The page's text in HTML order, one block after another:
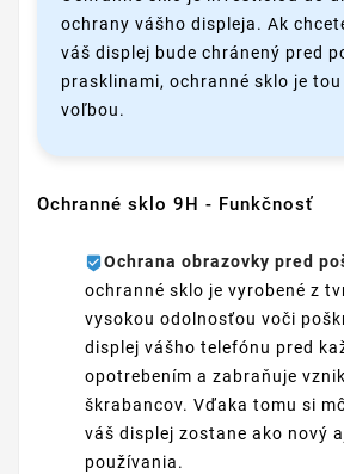
ochrany vášho displeja. Ak
váš displej bude chránený pred
prasklinami, ochranné sklo je
voľbou.
Ochranné sklo 9H - Funkčnosť
Ochrana obrazovky pred
ochranné sklo je vyrobené z
vysokou odolnosťou voči
displej vášho telefónu pred
opotrebením a zabraňuje
škrabancov. Vďaka tomu si
váš displej zostane ako nový
používania.